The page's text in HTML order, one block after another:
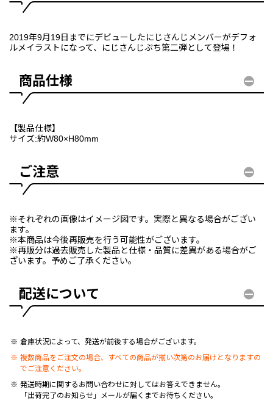
2019年9月19日までにデビューしたにじさんじメンバーがデフォ
ルメイラストになって、にじさんじぷち第二弾として登場！
商品仕様
【製品仕様】
サイズ:約W80×H80mm
ご注意
※それぞれの画像はイメージ図です。実際と異なる場合がござい
ます。
※本商品は今後再販売を行う可能性がございます。
※再販分は過去販売した製品と仕様・品質に差異がある場合がご
ざいます。予めご了承ください。
配送について
倉庫状況によって、発送が前後する場合がございます。
複数商品をご注文の場合、すべての商品が揃い次第のお届けとなりますの
でご注意ください。
発送時期に関するお問い合わせに対してはお答えできません。
「出荷完了のお知らせ」メールが届くまでお待ちください。